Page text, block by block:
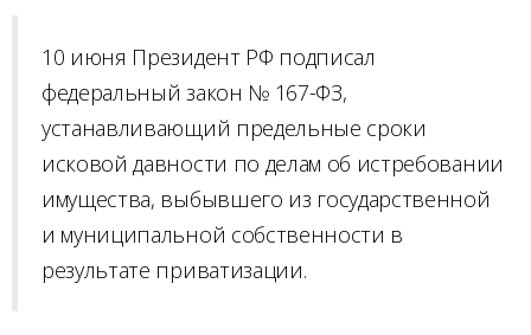
10 июня Президент РФ подписал
федеральный закон № 167-ФЗ,
устанавливающий предельные сроки
исковой давности по делам об истребовании
имущества, выбывшего из государственной
и муниципальной собственности в
результате приватизации.